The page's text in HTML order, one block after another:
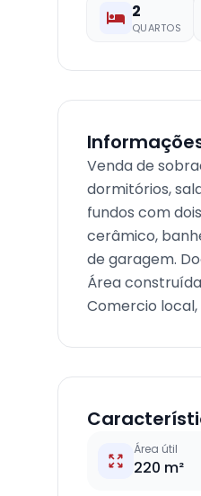
2
QUARTOS
Venda de
dormitórios,
fundos com
cerâmico,
de garagem.
Área
Comercio local,
Área útil
220 m²